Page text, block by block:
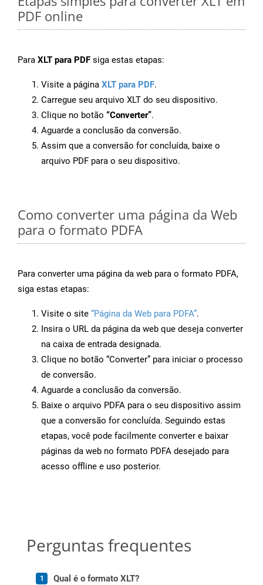
PDF online
Para XLT para PDF siga estas etapas:
Visite a página XLT para PDF.
Carregue seu arquivo XLT do seu dispositivo.
Clique no botão “Converter”.
Aguarde a conclusão da conversão.
Assim que a conversão for concluída, baixe o
arquivo PDF para o seu dispositivo.
Como converter uma página da Web
para o formato PDFA
Para converter uma página da web para o formato PDFA,
siga estas etapas:
Visite o site “Página da Web para PDFA”.
Insira o URL da página da web que deseja converter
na caixa de entrada designada.
Clique no botão “Converter” para iniciar o processo
de conversão.
Aguarde a conclusão da conversão.
Baixe o arquivo PDFA para o seu dispositivo assim
que a conversão for concluída. Seguindo estas
etapas, você pode facilmente converter e baixar
páginas da web no formato PDFA desejado para
acesso offline e uso posterior.
Perguntas frequentes
Qual é o formato XLT?